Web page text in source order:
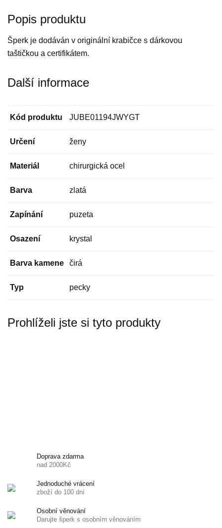
Popis produktu
Šperk je dodáván v originální krabičce s dárkovou
taštičkou a certifikátem.
Další informace
Kód produktu JUBE01194JWYGT
Určení ženy
Materiál chirurgická ocel
Barva zlatá
Zapínání puzeta
Osazení krystal
Barva kamene čirá
Typ pecky
Prohlíželi jste si tyto produkty
Doprava zdarma
nad 2000Kč
Jednoduché vrácení
zboží do 100 dní
Osobní věnování
Darujte šperk s osobním věnováním